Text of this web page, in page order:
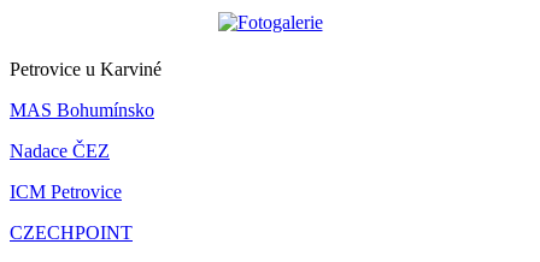
Petrovice u Karviné
MAS Bohumínsko
Nadace ČEZ
ICM Petrovice
CZECHPOINT